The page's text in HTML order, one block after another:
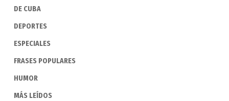
DE CUBA
DEPORTES
ESPECIALES
FRASES POPULARES
HUMOR
MÁS LEÍDOS